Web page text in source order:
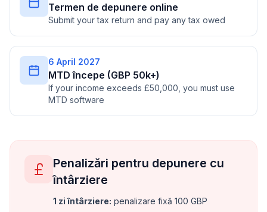
Termen de depunere online
Submit your tax return and pay any tax owed
6 April 2027
MTD începe (GBP 50k+)
If your income exceeds £50,000, you must use
MTD software
Penalizări pentru depunere cu
întârziere
1 zi întârziere: penalizare fixă 100 GBP